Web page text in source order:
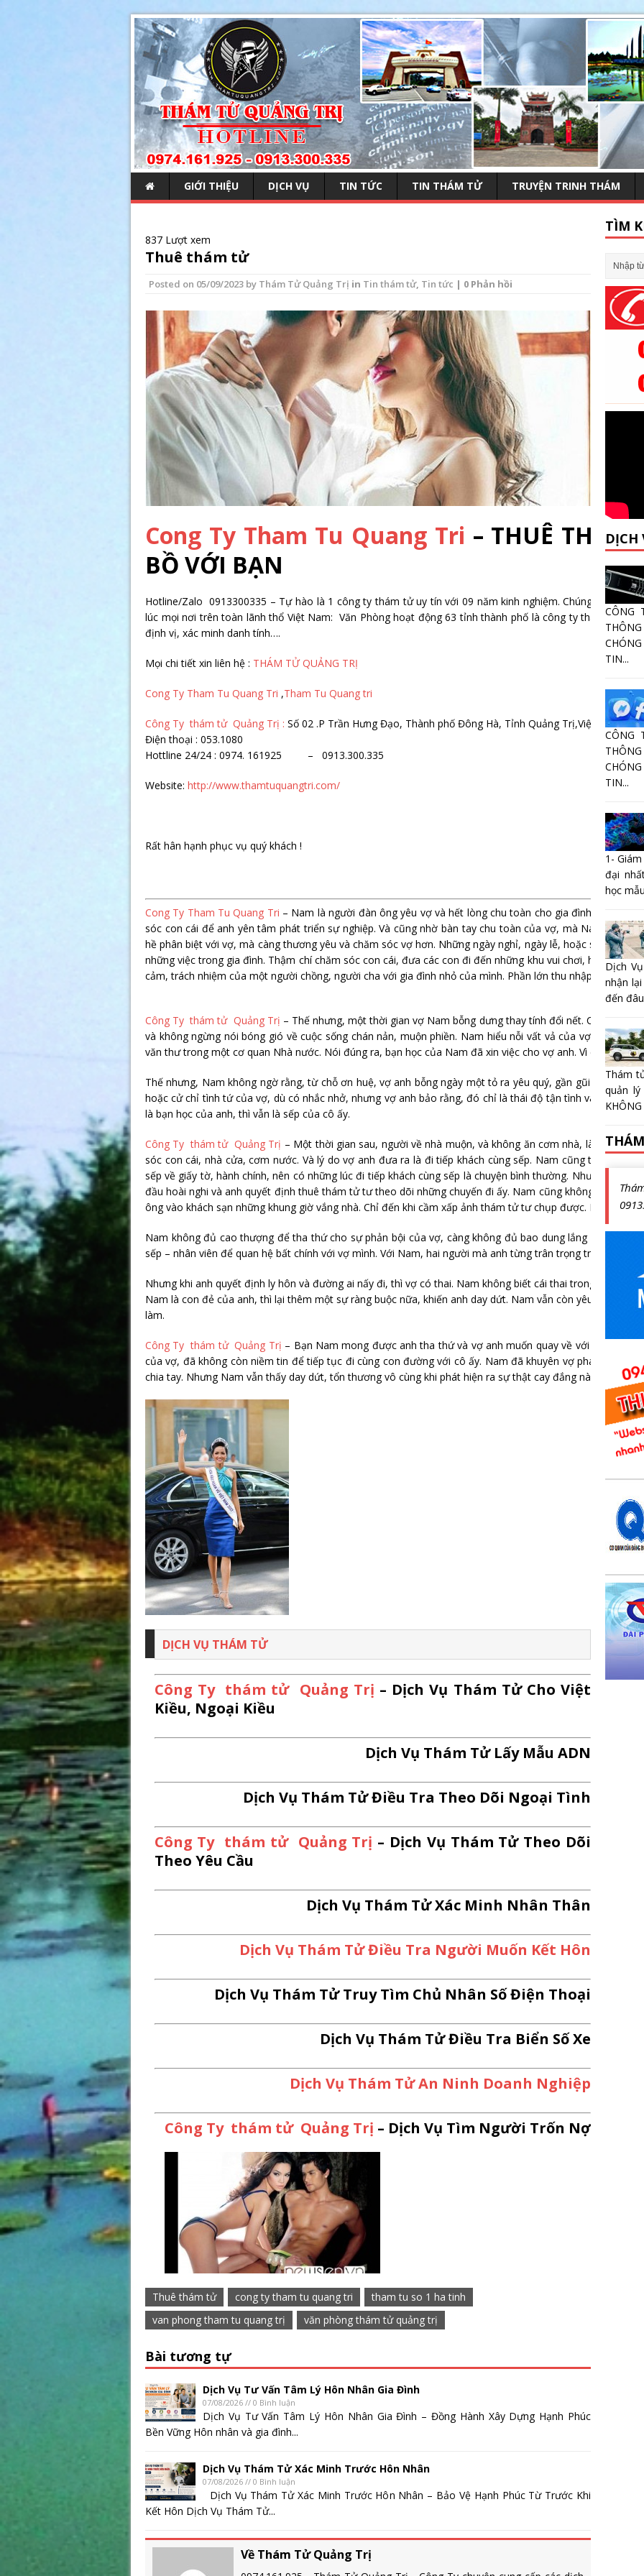
GIỚI THIỆU DỊCH VỤ TIN TỨC TIN THÁM TỬ TRUYỆN TRINH THÁM
837 Lượt xem
Thuê thám tử
Posted on 05/09/2023 by Thám Tử Quảng Trị in Tin thám tử, Tin tức | 0 Phản hồi
Cong Ty Tham Tu Quang Tri – THUÊ THÁM
BỒ VỚI BẠN
Hotline/Zalo 0913300335 – Tự hào là 1 công ty thám tử uy tín với 09 năm kinh nghiệm. Chúng tôi luôn
lúc mọi nơi trên toàn lãnh thổ Việt Nam: Văn Phòng hoạt động 63 tỉnh thành phố là công ty thám tử uy
định vị, xác minh danh tính….
Mọi chi tiết xin liên hệ : THÁM TỬ QUẢNG TRỊ
Cong Ty Tham Tu Quang Tri ,Tham Tu Quang tri
Công Ty thám tử Quảng Trị : Số 02 .P Trần Hưng Đạo, Thành phố Đông Hà, Tỉnh Quảng Trị,Việt Nam
Điện thoại : 053.1080
Hottline 24/24 : 0974. 161925 – 0913.300.335
Website: http://www.thamtuquangtri.com/
Rất hân hạnh phục vụ quý khách !
Cong Ty Tham Tu Quang Tri – Nam là người đàn ông yêu vợ và hết lòng chu toàn cho gia đình. Vợ anh
sóc con cái để anh yên tâm phát triển sự nghiệp. Và cũng nhờ bàn tay chu toàn của vợ, mà Nam đã
hề phân biệt với vợ, mà càng thương yêu và chăm sóc vợ hơn. Những ngày nghỉ, ngày lễ, hoặc sau giờ
những việc trong gia đình. Thậm chí chăm sóc con cái, đưa các con đi đến những khu vui chơi, hoặc đón
cảm, trách nhiệm của một người chồng, người cha với gia đình nhỏ của mình. Phần lớn thu nhập, anh đều
Công Ty thám tử Quảng Trị – Thế nhưng, một thời gian vợ Nam bỗng dưng thay tính đổi nết. Cô ấy luôn
và không ngừng nói bóng gió về cuộc sống chán nản, muộn phiền. Nam hiểu nỗi vất vả của vợ, nên đã
văn thư trong một cơ quan Nhà nước. Nói đúng ra, bạn học của Nam đã xin việc cho vợ anh. Vì cậu ta là
Thế nhưng, Nam không ngờ rằng, từ chỗ ơn huệ, vợ anh bỗng ngày một tỏ ra yêu quý, gần gũi với bạn
hoặc cử chỉ tình tứ của vợ, dù có nhắc nhở, nhưng vợ anh bảo rằng, đó chỉ là thái độ tận tình và chu đáo
là bạn học của anh, thì vẫn là sếp của cô ấy.
Công Ty thám tử Quảng Trị – Một thời gian sau, người về nhà muộn, và không ăn cơm nhà, là vợ Nam.
sóc con cái, nhà cửa, cơm nước. Và lý do vợ anh đưa ra là đi tiếp khách cùng sếp. Nam cũng tặc lưỡi
sếp về giấy tờ, hành chính, nên có những lúc đi tiếp khách cùng sếp là chuyện bình thường. Nhưng rồi, cả
đầu hoài nghi và anh quyết định thuê thám tử tư theo dõi những chuyến đi ấy. Nam cũng không tin lắm,
ông vào khách sạn những khung giờ vắng nhà. Chỉ đến khi cầm xấp ảnh thám tử tư chụp được. Nam mới
Nam không đủ cao thượng để tha thứ cho sự phản bội của vợ, càng không đủ bao dung lắng nghe lời
sếp – nhân viên để quan hệ bất chính với vợ mình. Với Nam, hai người mà anh từng trân trọng trong cuộc
Nhưng khi anh quyết định ly hôn và đường ai nấy đi, thì vợ có thai. Nam không biết cái thai trong bụng cô
Nam là con đẻ của anh, thì lại thêm một sự ràng buộc nữa, khiến anh day dứt. Nam vẫn còn yêu vợ nhưng
làm.
Công Ty thám tử Quảng Trị – Bạn Nam mong được anh tha thứ và vợ anh muốn quay về với gia đình.
của vợ, đã không còn niềm tin để tiếp tục đi cùng con đường với cô ấy. Nam đã khuyên vợ phá thai, để
chia tay. Nhưng Nam vẫn thấy day dứt, tổn thương vô cùng khi phát hiện ra sự thật cay đắng này. Bởi
DỊCH VỤ THÁM TỬ
Công Ty thám tử Quảng Trị – Dịch Vụ Thám Tử Cho Việt
Kiều, Ngoại Kiều
Dịch Vụ Thám Tử Lấy Mẫu ADN
Dịch Vụ Thám Tử Điều Tra Theo Dõi Ngoại Tình
Công Ty thám tử Quảng Trị – Dịch Vụ Thám Tử Theo Dõi
Theo Yêu Cầu
Dịch Vụ Thám Tử Xác Minh Nhân Thân
Dịch Vụ Thám Tử Điều Tra Người Muốn Kết Hôn
Dịch Vụ Thám Tử Truy Tìm Chủ Nhân Số Điện Thoại
Dịch Vụ Thám Tử Điều Tra Biển Số Xe
Dịch Vụ Thám Tử An Ninh Doanh Nghiệp
Công Ty thám tử Quảng Trị – Dịch Vụ Tìm Người Trốn Nợ
Thuê thám tử cong ty tham tu quang tri
tham tu so 1 ha tinh
van phong tham tu quang trị
văn phòng thám tử quảng trị
Bài tương tự
Dịch Vụ Tư Vấn Tâm Lý Hôn Nhân Gia Đình
07/08/2026 // 0 Bình luận
Dịch Vụ Tư Vấn Tâm Lý Hôn Nhân Gia Đình – Đồng Hành Xây Dựng Hạnh Phúc
Bền Vững Hôn nhân và gia đình...
Dịch Vụ Thám Tử Xác Minh Trước Hôn Nhân
07/08/2026 // 0 Bình luận
Dịch Vụ Thám Tử Xác Minh Trước Hôn Nhân – Bảo Vệ Hạnh Phúc Từ Trước Khi
Kết Hôn Dịch Vụ Thám Tử...
Về Thám Tử Quảng Trị
TÌM
DỊCH
CÔNG
TIN...
CÔNG
TIN...
1-
đại
học
Dịch
nhận
đến
Thám
quản
KHÔNG